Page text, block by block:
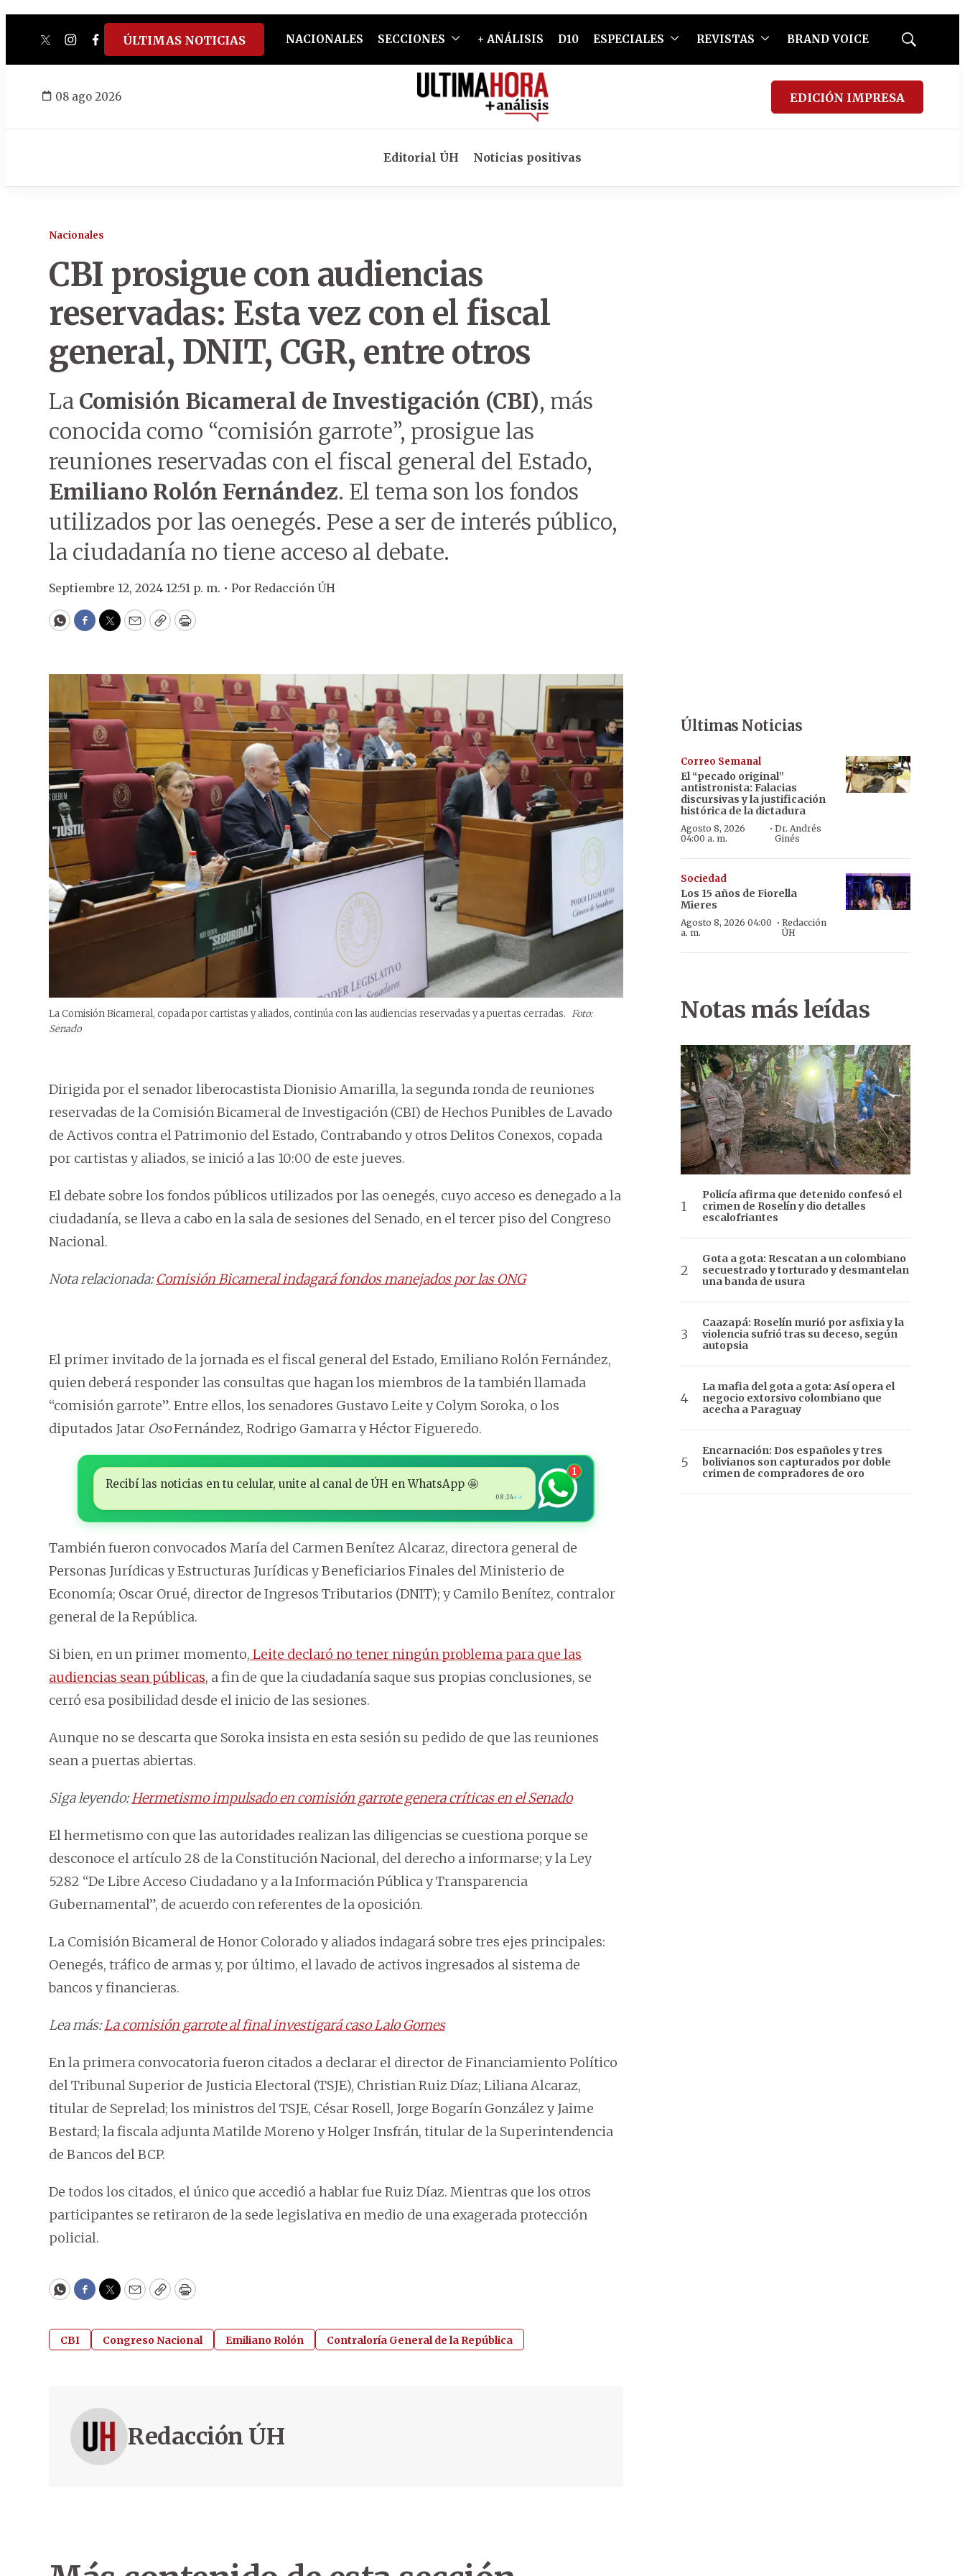
twitterinstagram
facebook
tiktokyoutube
spotify
ÚLTIMAS NOTICIAS NACIONALES SECCIONES + ANÁLISIS D10 ESPECIALES REVISTAS BRAND VOICE
Mostrar
08 ago 2026 EDICIÓN IMPRESA
Editorial ÚH Noticias positivas
Nacionales
CBI prosigue con audiencias
reservadas: Esta vez con el fiscal
general, DNIT, CGR, entre otros
La Comisión Bicameral de Investigación (CBI), más
conocida como “comisión garrote”, prosigue las
reuniones reservadas con el fiscal general del Estado,
Emiliano Rolón Fernández. El tema son los fondos
utilizados por las oenegés. Pese a ser de interés público,
la ciudadanía no tiene acceso al debate.
Septiembre 12, 2024 12:51 p. m. • Por Redacción ÚH
WhatsApp
Facebook
Twitter
EmailCopyPrint
La Comisión Bicameral, copada por cartistas y aliados, continúa con las audiencias reservadas y a puertas cerradas. Foto:
Senado
Dirigida por el senador liberocastista Dionisio Amarilla, la segunda ronda de reuniones
reservadas de la Comisión Bicameral de Investigación (CBI) de Hechos Punibles de Lavado
de Activos contra el Patrimonio del Estado, Contrabando y otros Delitos Conexos, copada
por cartistas y aliados, se inició a las 10:00 de este jueves.
El debate sobre los fondos públicos utilizados por las oenegés, cuyo acceso es denegado a la
ciudadanía, se lleva a cabo en la sala de sesiones del Senado, en el tercer piso del Congreso
Nacional.
Nota relacionada:Comisión Bicameral indagará fondos manejados por las ONG
El primer invitado de la jornada es el fiscal general del Estado, Emiliano Rolón Fernández,
quien deberá responder las consultas que hagan los miembros de la también llamada
“comisión garrote”. Entre ellos, los senadores Gustavo Leite y Colym Soroka, o los
diputados Jatar OsoFernández, Rodrigo Gamarra y Héctor Figueredo.
Recibí las noticias en tu celular, unite al canal de ÚH en WhatsApp 🤩
08:24✓✓
1
También fueron convocados María del Carmen Benítez Alcaraz, directora general de
Personas Jurídicas y Estructuras Jurídicas y Beneficiarios Finales del Ministerio de
Economía; Oscar Orué, director de Ingresos Tributarios (DNIT); y Camilo Benítez, contralor
general de la República.
Si bien, en un primer momento, Leite declaró no tener ningún problema para que las
audiencias sean públicas, a fin de que la ciudadanía saque sus propias conclusiones, se
cerró esa posibilidad desde el inicio de las sesiones.
Aunque no se descarta que Soroka insista en esta sesión su pedido de que las reuniones
sean a puertas abiertas.
Siga leyendo:Hermetismo impulsado en comisión garrote genera críticas en el Senado
El hermetismo con que las autoridades realizan las diligencias se cuestiona porque se
desconoce el artículo 28 de la Constitución Nacional, del derecho a informarse; y la Ley
5282 “De Libre Acceso Ciudadano y a la Información Pública y Transparencia
Gubernamental”, de acuerdo con referentes de la oposición.
La Comisión Bicameral de Honor Colorado y aliados indagará sobre tres ejes principales:
Oenegés, tráfico de armas y, por último, el lavado de activos ingresados al sistema de
bancos y financieras.
Lea más:La comisión garrote al final investigará caso Lalo Gomes
En la primera convocatoria fueron citados a declarar el director de Financiamiento Político
del Tribunal Superior de Justicia Electoral (TSJE), Christian Ruiz Díaz; Liliana Alcaraz,
titular de Seprelad; los ministros del TSJE, César Rosell, Jorge Bogarín González y Jaime
Bestard; la fiscala adjunta Matilde Moreno y Holger Insfrán, titular de la Superintendencia
de Bancos del BCP.
De todos los citados, el único que accedió a hablar fue Ruiz Díaz. Mientras que los otros
participantes se retiraron de la sede legislativa en medio de una exagerada protección
policial.
WhatsApp
Facebook
Twitter
EmailCopyPrint
CBI Congreso Nacional Emiliano Rolón Contraloría General de la República
Redacción ÚH
Últimas Noticias
Correo Semanal
El “pecado original”
antistronista: Falacias
discursivas y la justificación
histórica de la dictadura
Agosto 8, 2026
04:00 a. m.
·Dr. Andrés
Ginés
Sociedad
Los 15 años de Fiorella
Mieres
Agosto 8, 2026 04:00
a. m.
· Redacción
ÚH
Notas más leídas
Policía afirma que detenido confesó el
crimen de Roselín y dio detalles
escalofriantes
Gota a gota: Rescatan a un colombiano
secuestrado y torturado y desmantelan
una banda de usura
Caazapá: Roselín murió por asfixia y la
violencia sufrió tras su deceso, según
autopsia
La mafia del gota a gota: Así opera el
negocio extorsivo colombiano que
acecha a Paraguay
Encarnación: Dos españoles y tres
bolivianos son capturados por doble
crimen de compradores de oro